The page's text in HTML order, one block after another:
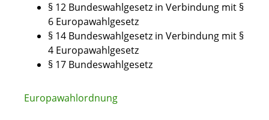
§ 12 Bundeswahlgesetz in Verbindung mit §
6 Europawahlgesetz
§ 14 Bundeswahlgesetz in Verbindung mit §
4 Europawahlgesetz
§ 17 Bundeswahlgesetz
Europawahlordnung